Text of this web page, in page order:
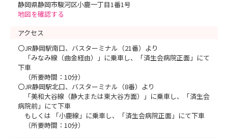
静岡県静岡市駿河区小鹿一丁目1番1号
地図を確認する
アクセス
〇JR静岡駅南口、バスターミナル（21番）より
「みなみ線（曲金経由）」に乗車し、「済生会病院正面」にて
下車
（所要時間：10分）
〇JR静岡駅北口、バスターミナル（8番）より
「美和大谷線（静大または東大谷方面）」に乗車し、「済生会
病院前」にて下車
もしくは 「小鹿線」に乗車し、「済生会病院正面」にて下車
（所要時間：10分）